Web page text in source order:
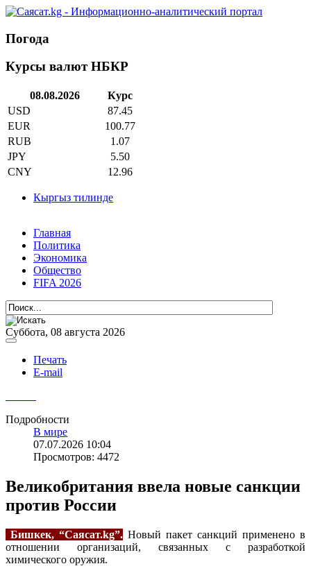
Погода
Курсы валют НБКР
08.08.2026
Курс
USD
87.45
EUR
100.77
RUB
1.07
JPY
5.50
CNY
12.96
Кыргыз тилинде
Главная
Политика
Экономика
Общество
FIFA 2026
Суббота, 08 августа 2026
Печать
E-mail
Подробности
В мире
07.07.2026 10:04
Просмотров: 4472
Великобритания ввела новые санкции
против России
Бишкек, “Саясат.kg”. Новый пакет санкций применено в
отношении организаций, связанных с разработкой
химического оружия.